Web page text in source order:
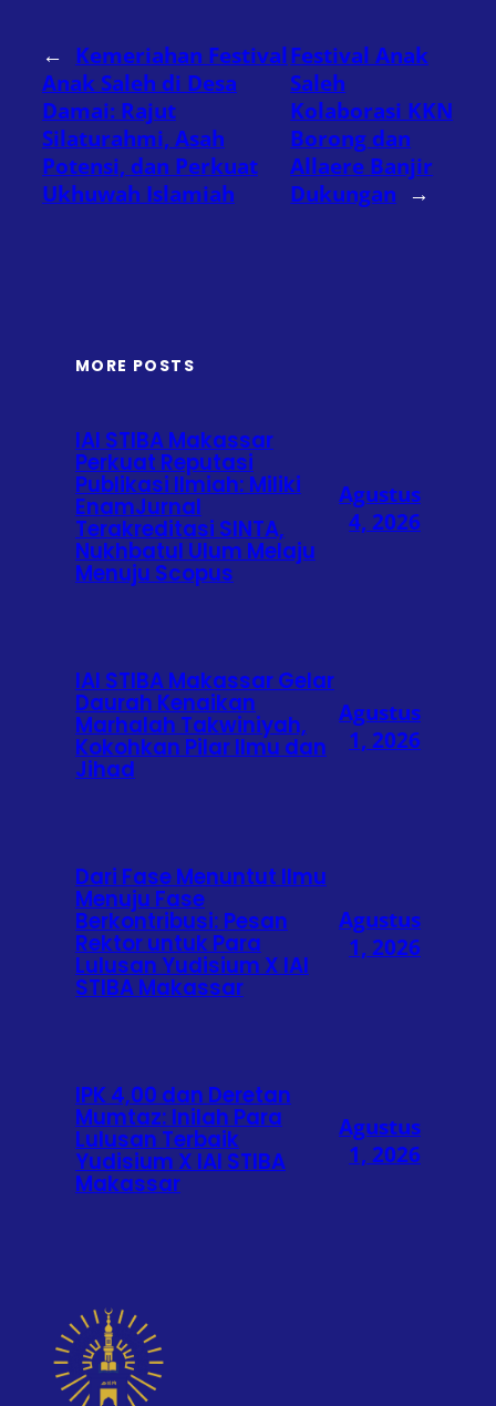
← Kemeriahan Festival
Anak Saleh di Desa
Damai: Rajut
Silaturahmi, Asah
Potensi, dan Perkuat
Ukhuwah Islamiah
Festival Anak
Saleh
Kolaborasi KKN
Borong dan
Allaere Banjir
Dukungan →
MORE POSTS
IAI STIBA Makassar
Perkuat Reputasi
Publikasi Ilmiah: Miliki
EnamJurnal
Terakreditasi SINTA,
Nukhbatul Ulum Melaju
Menuju Scopus
Agustus
4, 2026
IAI STIBA Makassar Gelar
Daurah Kenaikan
Marhalah Takwiniyah,
Kokohkan Pilar Ilmu dan
Jihad
Agustus
1, 2026
Dari Fase Menuntut Ilmu
Menuju Fase
Berkontribusi: Pesan
Rektor untuk Para
Lulusan Yudisium X IAI
STIBA Makassar
Agustus
1, 2026
IPK 4,00 dan Deretan
Mumtaz: Inilah Para
Lulusan Terbaik
Yudisium X IAI STIBA
Makassar
Agustus
1, 2026